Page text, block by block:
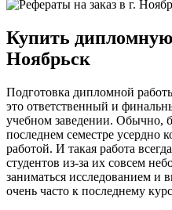
Купить дипломную
Ноябрьск
Подготовка дипломной
это ответственный и
учебном заведении. Обычно,
последнем семестре усердно
работой. И такая работа
студентов из-за их совсем
заниматься исследованием и
очень часто к последнему